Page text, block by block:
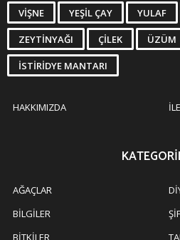
VIŞNE YEŞIL ÇAY YULAF
ZEYTINYAĞI ÇILEK ÜZÜM
İSTIRIDYE MANTARI
HAKKIMIZDA
AĞAÇLAR
BILGILER
BITKILER